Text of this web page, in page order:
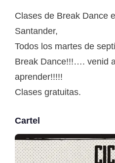
Clases de Break Dance
Santander,
Todos los martes de
Break Dance!!!…. venid
aprender!!!!!
Clases gratuitas.
Cartel